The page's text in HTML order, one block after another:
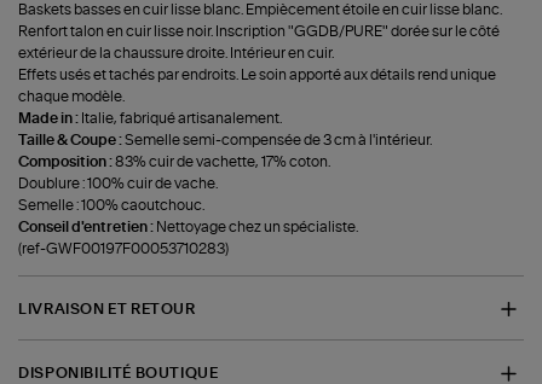
Baskets basses en cuir lisse blanc. Empiècement étoile en cuir lisse blanc.
Renfort talon en cuir lisse noir. Inscription "GGDB/PURE" dorée sur le côté
extérieur de la chaussure droite. Intérieur en cuir.
Effets usés et tachés par endroits. Le soin apporté aux détails rend unique
chaque modèle.
Made in : Italie, fabriqué artisanalement.
Taille & Coupe :Semelle semi-compensée de 3 cm à l'intérieur.
Composition :83% cuir de vachette, 17% coton.
Doublure : 100% cuir de vache.
Semelle : 100% caoutchouc.
Conseil d'entretien : Nettoyage chez un spécialiste.
(ref-GWF00197F00053710283)
LIVRAISON ET RETOUR
DISPONIBILITÉ BOUTIQUE